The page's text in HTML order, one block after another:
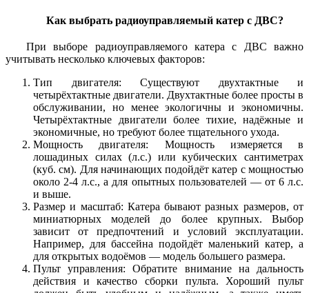
Как выбрать радиоуправляемый катер с ДВС?
При выборе радиоуправляемого катера с ДВС важно
учитывать несколько ключевых факторов:
Тип двигателя: Существуют двухтактные и
четырёхтактные двигатели. Двухтактные более просты в
обслуживании, но менее экологичны и экономичны.
Четырёхтактные двигатели более тихие, надёжные и
экономичные, но требуют более тщательного ухода.
Мощность двигателя: Мощность измеряется в
лошадиных силах (л.с.) или кубических сантиметрах
(куб. см). Для начинающих подойдёт катер с мощностью
около 2-4 л.с., а для опытных пользователей — от 6 л.с.
и выше.
Размер и масштаб: Катера бывают разных размеров, от
миниатюрных моделей до более крупных. Выбор
зависит от предпочтений и условий эксплуатации.
Например, для бассейна подойдёт маленький катер, а
для открытых водоёмов — модель большего размера.
Пульт управления: Обратите внимание на дальность
действия и качество сборки пульта. Хороший пульт